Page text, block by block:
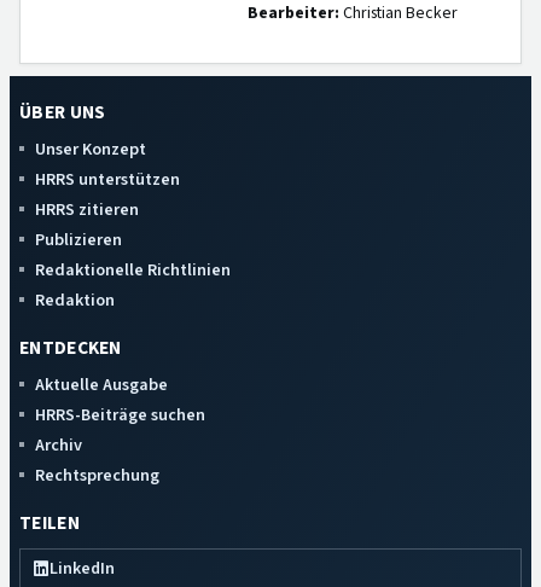
Bearbeiter: Christian Becker
ÜBER UNS
Unser Konzept
HRRS unterstützen
HRRS zitieren
Publizieren
Redaktionelle Richtlinien
Redaktion
ENTDECKEN
Aktuelle Ausgabe
HRRS-Beiträge suchen
Archiv
Rechtsprechung
TEILEN
LinkedIn